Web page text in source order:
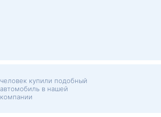
человек купили подобный
автомобиль в нашей
компании